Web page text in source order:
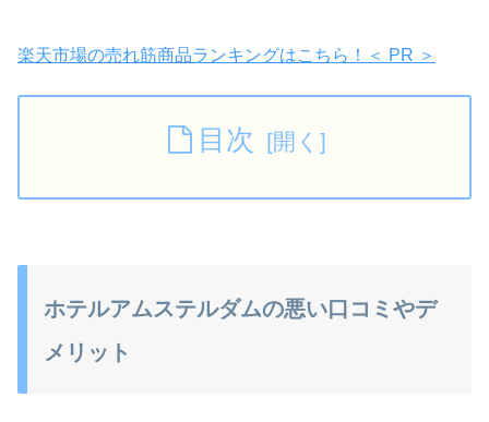
楽天市場の売れ筋商品ランキングはこちら！＜ PR ＞
目次
ホテルアムステルダムの悪い口コミやデ
メリット